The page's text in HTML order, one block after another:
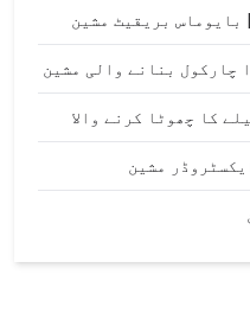
چارکول بنانے والی مشین
کا چھوٹا کرنے والا
مشین